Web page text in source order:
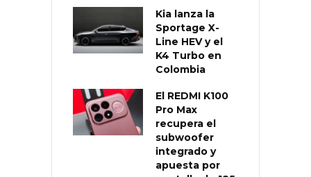
Kia lanza la
Sportage X-
Line HEV y el
K4 Turbo en
Colombia
El REDMI K100
Pro Max
recupera el
subwoofer
integrado y
apuesta por